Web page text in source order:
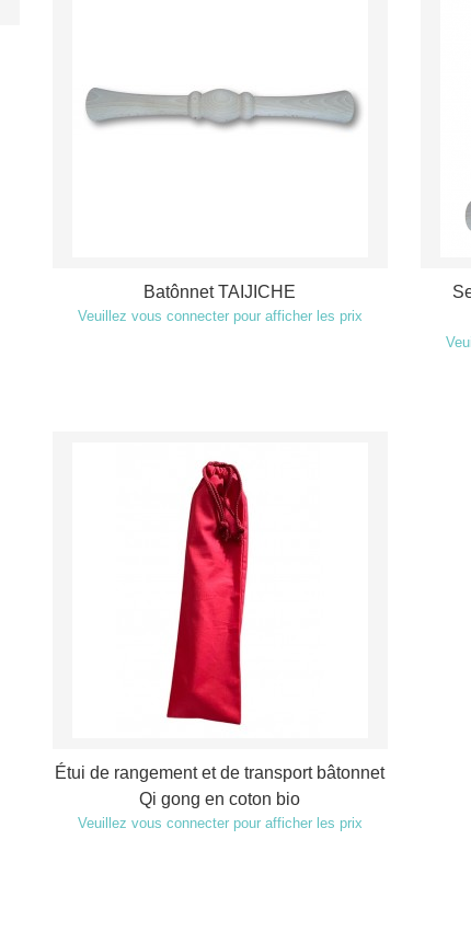
Batônnet TAIJICHE
Veuillez vous connecter pour afficher les prix
Étui de rangement et de transport bâtonnet
Qi gong en coton bio
Veuillez vous connecter pour afficher les prix